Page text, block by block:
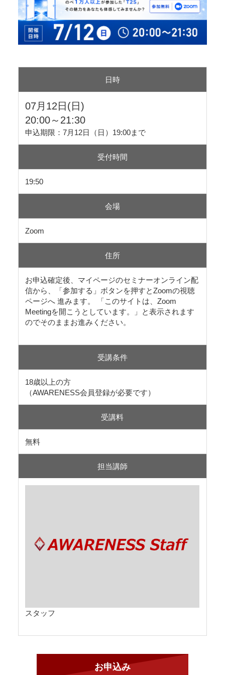
日時
07月12日(日)
20:00～21:30
申込期限：7月12日（日）19:00まで
受付時間
19:50
会場
Zoom
住所
お申込確定後、マイページのセミナーオンライン配
信から、「参加する」ボタンを押すとZoomの視聴
ページへ 進みます。 「このサイトは、Zoom
Meetingを開こうとしています。」と表示されます
のでそのままお進みください。
受講条件
18歳以上の方
（AWARENESS会員登録が必要です）
受講料
無料
担当講師
スタッフ